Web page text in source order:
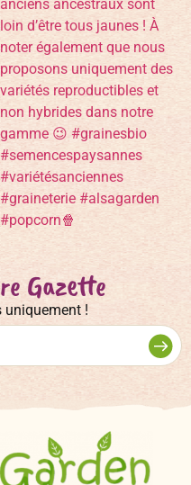
Gazette
uniquement !